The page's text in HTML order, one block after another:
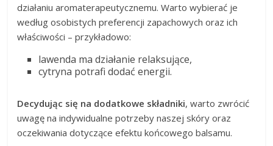
działaniu aromaterapeutycznemu. Warto wybierać je
według osobistych preferencji zapachowych oraz ich
właściwości – przykładowo:
lawenda ma działanie relaksujące,
cytryna potrafi dodać energii.
Decydując się na dodatkowe składniki, warto zwrócić
uwagę na indywidualne potrzeby naszej skóry oraz
oczekiwania dotyczące efektu końcowego balsamu.